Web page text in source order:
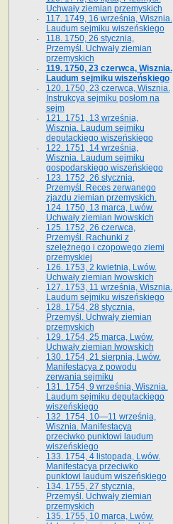
Uchwały ziemian przemyskich
117. 1749, 16 września, Wisznia.
Laudum sejmiku wiszeńskiego
118. 1750, 26 stycznia,
Przemyśl. Uchwały ziemian
przemyskich
119. 1750, 23 czerwca, Wisznia.
Laudum sejmiku wiszeńskiego
120. 1750, 23 czerwca, Wisznia.
Instrukcya sejmiku posłom na
sejm
121. 1751, 13 września,
Wisznia. Laudum sejmiku
deputackiego wiszeńskiego
122. 1751, 14 września,
Wisznia. Laudum sejmiku
gospodarskiego wiszeńskiego
123. 1752, 26 stycznia,
Przemyśl. Reces zerwanego
zjazdu ziemian przemyskich.
124. 1750, 13 marca, Lwów.
Uchwały ziemian lwowskich
125. 1752, 26 czerwca,
Przemyśl. Rachunki z
szelężnego i czopowego ziemi
przemyskiej
126. 1753, 2 kwietnia, Lwów.
Uchwały ziemian lwowskich
127. 1753, 11 września, Wisznia.
Laudum sejmiku wiszeńskiego
128. 1754, 28 stycznia,
Przemyśl. Uchwały ziemian
przemyskich
129. 1754, 25 marca, Lwów.
Uchwały ziemian lwowskich
130. 1754, 21 sierpnia, Lwów.
Manifestacya z powodu
zerwania sejmiku
131. 1754, 9 września, Wisznia.
Laudum sejmiku deputackiego
wiszeńskiego
132. 1754, 10—11 września,
Wisznia. Manifestacya
przeciwko punktowi laudum
wiszeńskiego
133. 1754, 4 listopada, Lwów.
Manifestacya przeciwko
punktowi laudum wiszeńskiego
134. 1755, 27 stycznia,
Przemyśl. Uchwały ziemian
przemyskich
135. 1755, 10 marca, Lwów.